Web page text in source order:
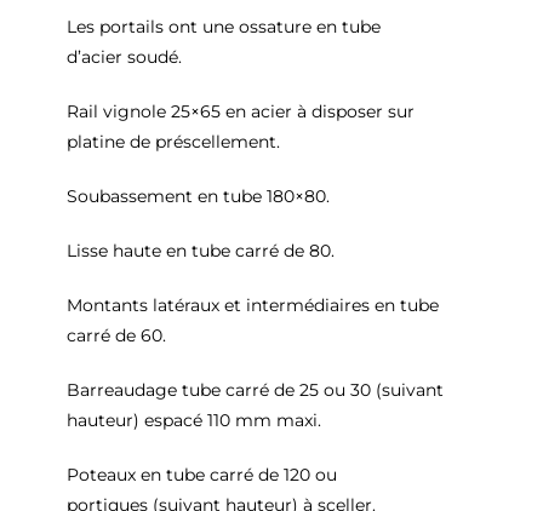
Les portails ont une ossature en tube
d’acier soudé.
Rail vignole 25×65 en acier à disposer sur
platine de préscellement.
Soubassement en tube 180×80.
Lisse haute en tube carré de 80.
Montants latéraux et intermédiaires en tube
carré de 60.
Barreaudage tube carré de 25 ou 30 (suivant
hauteur) espacé 110 mm maxi.
Poteaux en tube carré de 120 ou
portiques (suivant hauteur) à sceller.